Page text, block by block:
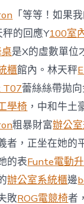
「等等！如果
秤的回應Y100室
是X的虛數單位
櫃館內。林天秤
T07蕾絲絲帶拋
學椅 ，中和牛土
粗暴財富辦公
者，正坐在她的
的表Funte電動
辦公室系統櫃邊
敗ROG電競椅者